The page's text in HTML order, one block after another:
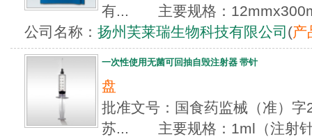
有... 主要规格：
公司名称： 扬州芙莱瑞生物科技有限公司 (产
一次性使用无菌可回抽自毁注射器 带针
盘
批准文号：国食药监械（准）
苏... 主要规格：1ml（注射